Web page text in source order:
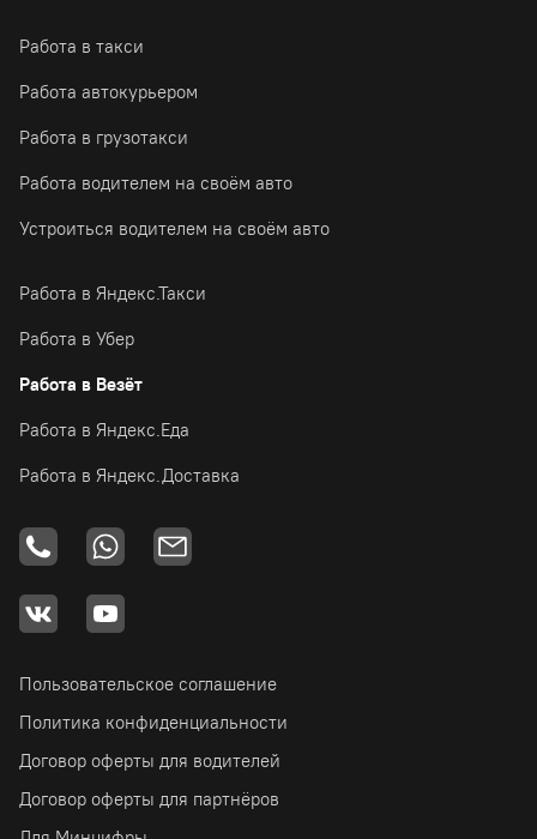
Работа в такси
Работа автокурьером
Работа в грузотакси
Работа водителем на своём авто
Устроиться водителем на своём авто
Работа в Яндекс.Такси
Работа в Убер
Работа в Везёт
Работа в Яндекс.Еда
Работа в Яндекс.Доставка
Пользовательское соглашение
Политика конфиденциальности
Договор оферты для водителей
Договор оферты для партнёров